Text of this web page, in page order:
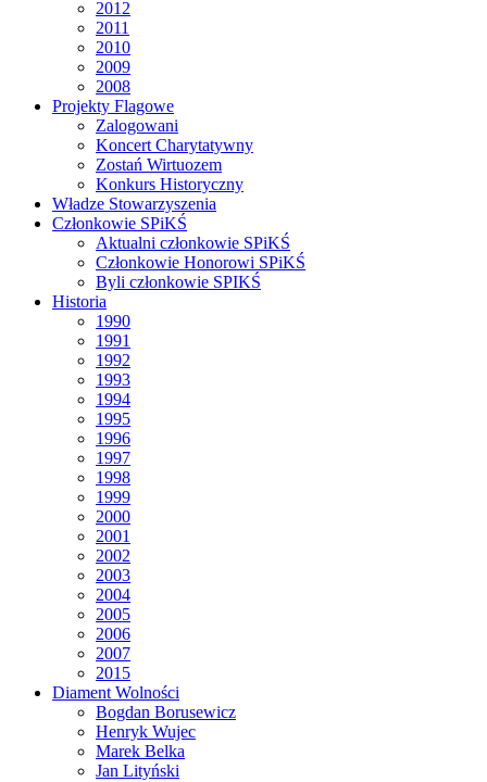
2012
2011
2010
2009
2008
Projekty Flagowe
Zalogowani
Koncert Charytatywny
Zostań Wirtuozem
Konkurs Historyczny
Władze Stowarzyszenia
Członkowie SPiKŚ
Aktualni członkowie SPiKŚ
Członkowie Honorowi SPiKŚ
Byli członkowie SPIKŚ
Historia
1990
1991
1992
1993
1994
1995
1996
1997
1998
1999
2000
2001
2002
2003
2004
2005
2006
2007
2015
Diament Wolności
Bogdan Borusewicz
Henryk Wujec
Marek Belka
Jan Lityński